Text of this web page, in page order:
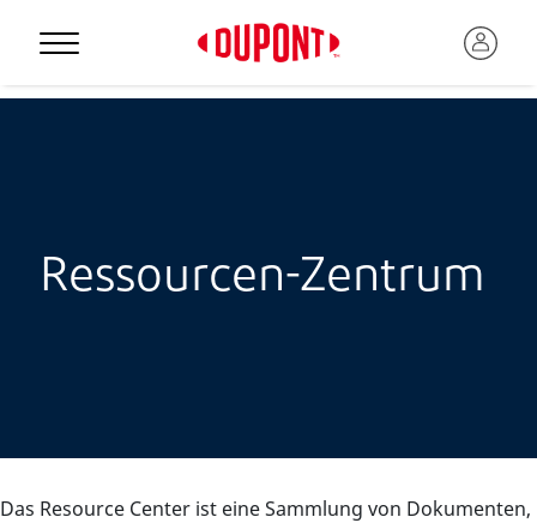
Ressourcen-Zentrum
Das Resource Center ist eine Sammlung von Dokumenten,